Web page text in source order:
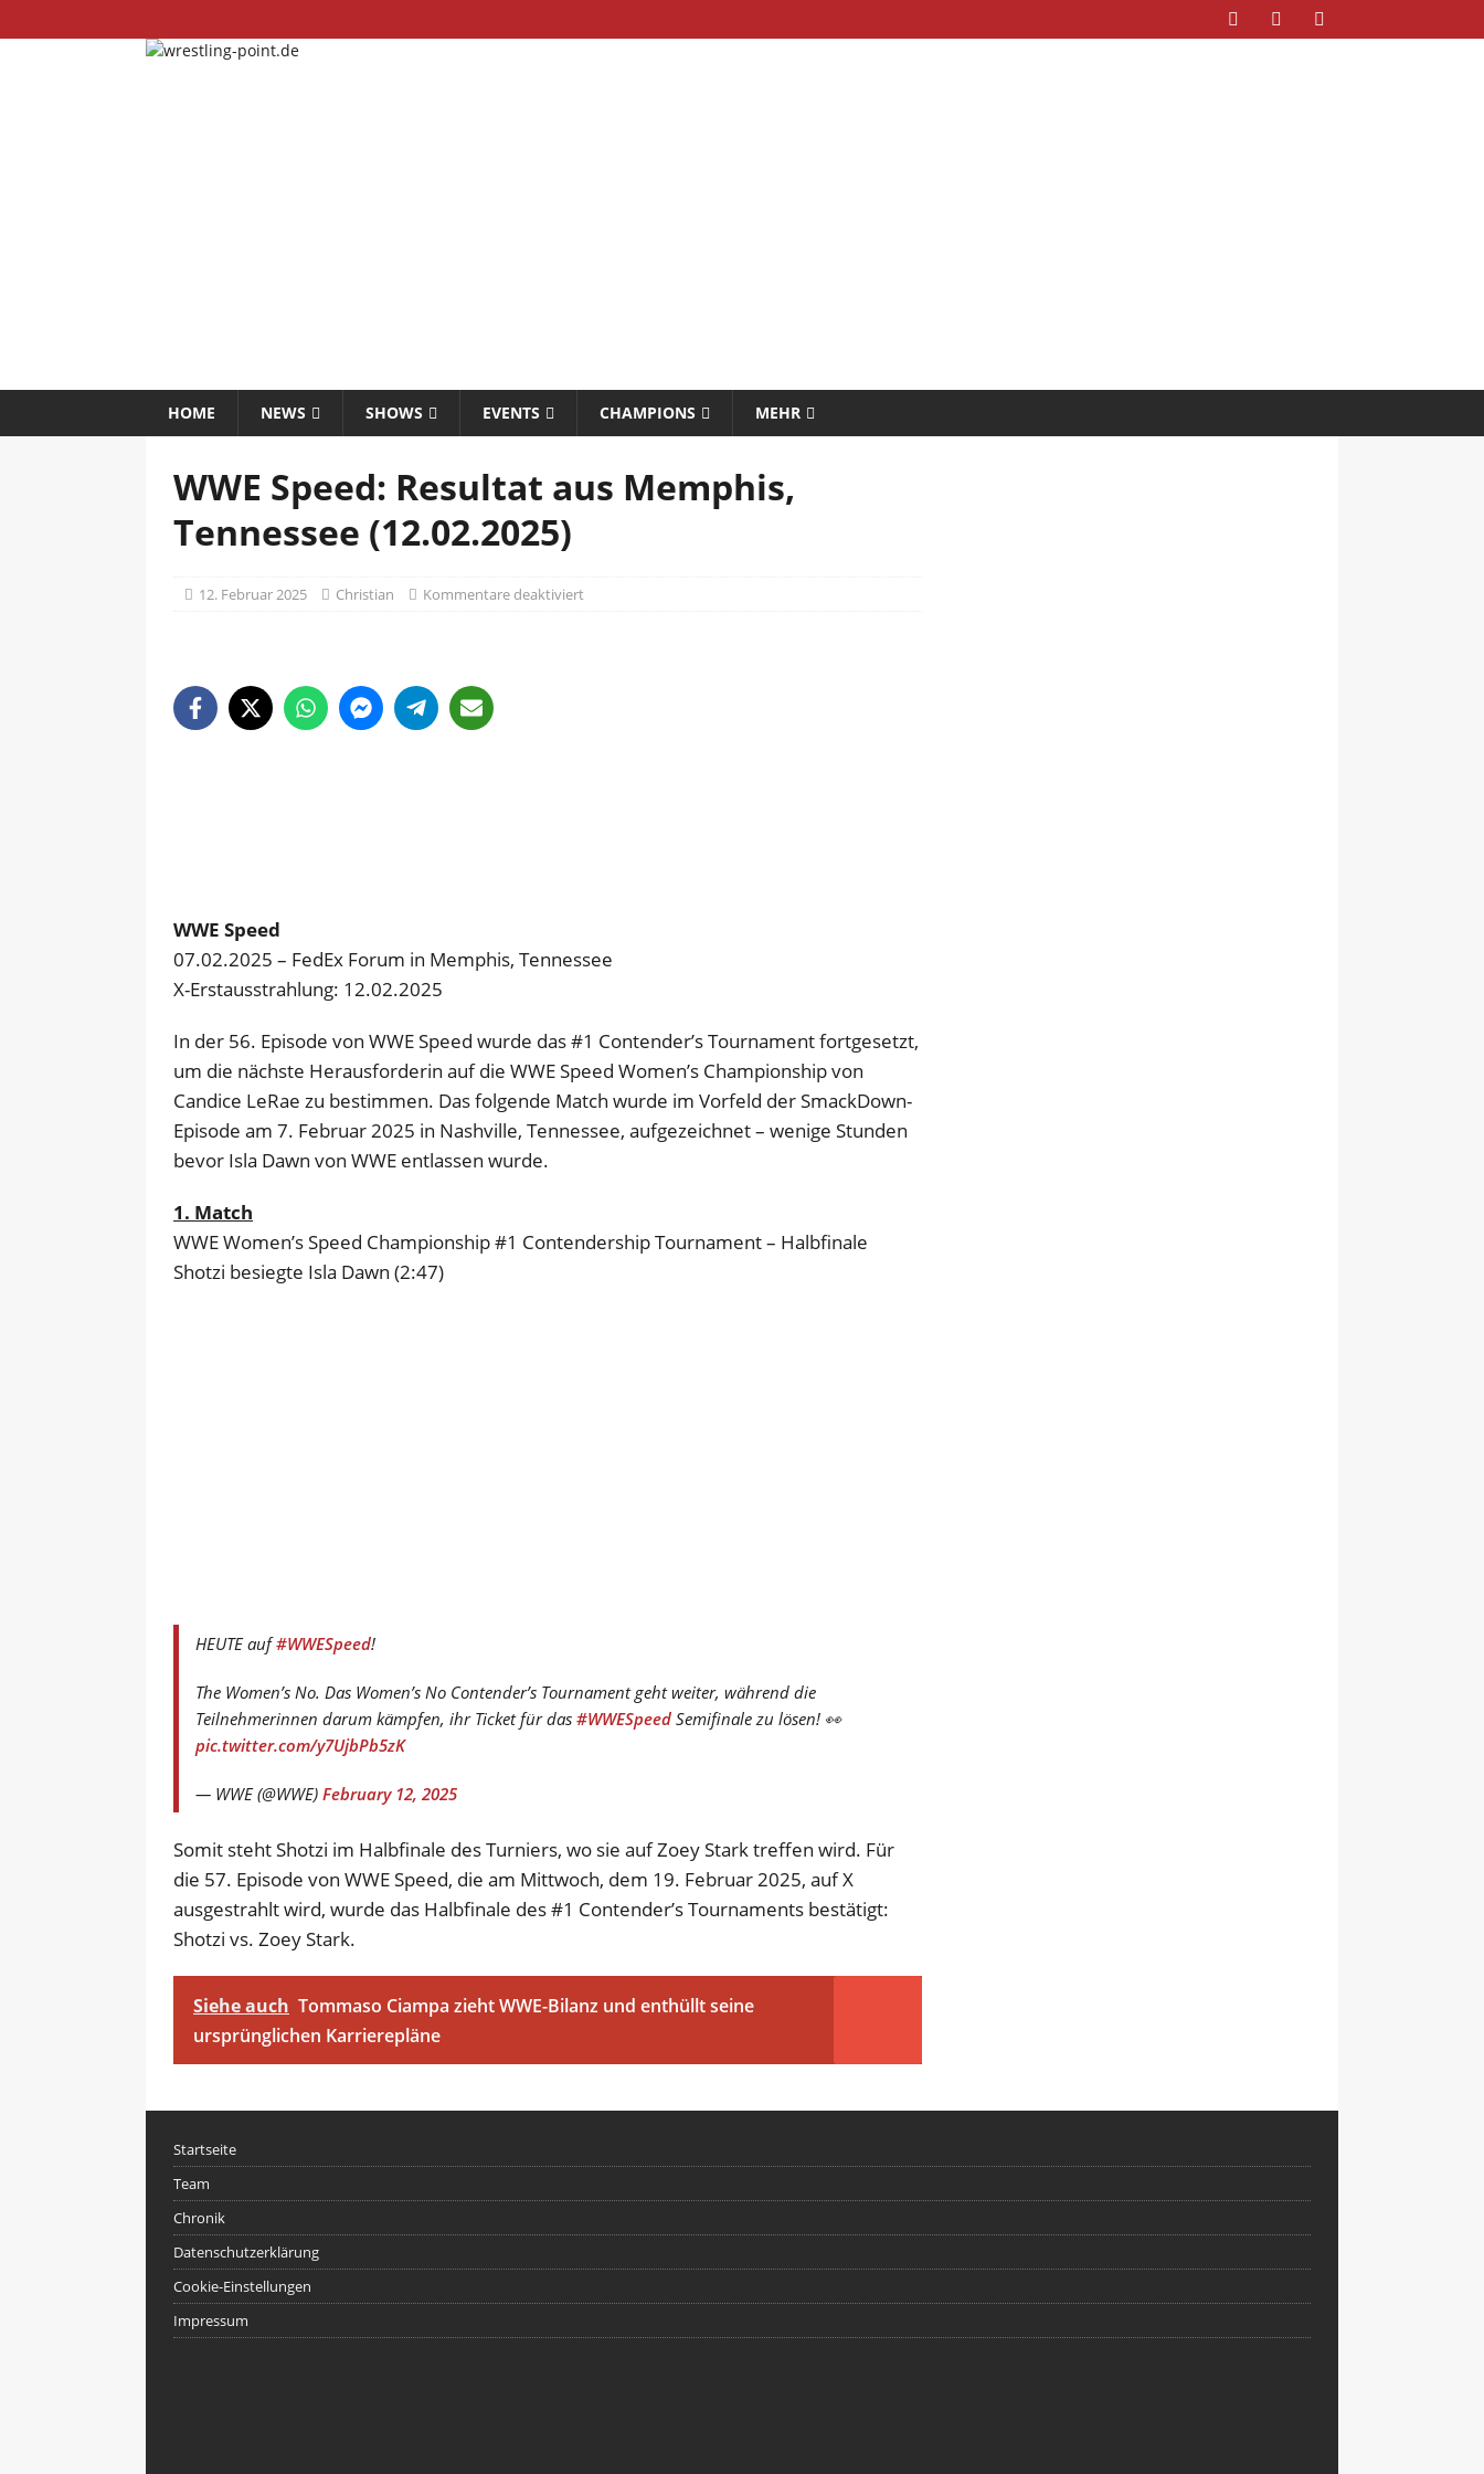
HOME NEWS SHOWS EVENTS CHAMPIONS MEHR
WWE Speed: Resultat aus Memphis,
Tennessee (12.02.2025)
12. Februar 2025 Christian Kommentare deaktiviert
WWE Speed
07.02.2025 – FedEx Forum in Memphis, Tennessee
X-Erstausstrahlung: 12.02.2025
In der 56. Episode von WWE Speed wurde das #1 Contender’s Tournament fortgesetzt,
um die nächste Herausforderin auf die WWE Speed Women’s Championship von
Candice LeRae zu bestimmen. Das folgende Match wurde im Vorfeld der SmackDown-
Episode am 7. Februar 2025 in Nashville, Tennessee, aufgezeichnet – wenige Stunden
bevor Isla Dawn von WWE entlassen wurde.
1. Match
WWE Women’s Speed Championship #1 Contendership Tournament – Halbfinale
Shotzi besiegte Isla Dawn (2:47)
HEUTE auf#WWESpeed!
The Women’s No. Das Women’s No Contender’s Tournament geht weiter, während die
Teilnehmerinnen darum kämpfen, ihr Ticket für das #WWESpeed Semifinale zu lösen! 👀
pic.twitter.com/y7UjbPb5zK
— WWE (@WWE) February 12, 2025
Somit steht Shotzi im Halbfinale des Turniers, wo sie auf Zoey Stark treffen wird. Für
die 57. Episode von WWE Speed, die am Mittwoch, dem 19. Februar 2025, auf X
ausgestrahlt wird, wurde das Halbfinale des #1 Contender’s Tournaments bestätigt:
Shotzi vs. Zoey Stark.
Siehe auch Tommaso Ciampa zieht WWE-Bilanz und enthüllt seine
ursprünglichen Karrierepläne
Startseite
Team
Chronik
Datenschutzerklärung
Cookie-Einstellungen
Impressum